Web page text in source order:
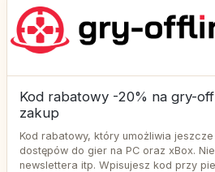
Kod rabatowy -20% na gry-
zakup
Kod rabatowy, który umożliwia
dostępów do gier na PC oraz xBox.
newslettera itp. Wpisujesz kod przy